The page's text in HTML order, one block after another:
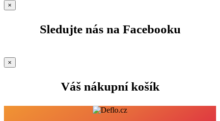
×
Sledujte nás na Facebooku
×
Váš nákupní košík